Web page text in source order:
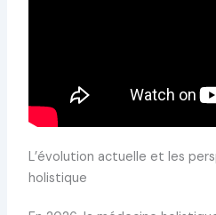
L’évolution actuelle et les
holistique